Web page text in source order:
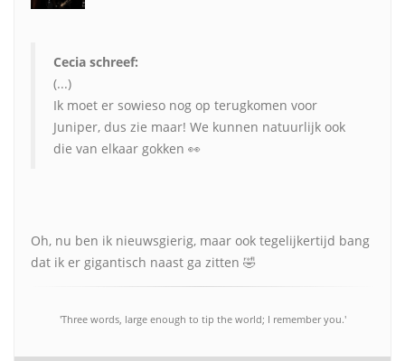
Cecia schreef:
(...)
Ik moet er sowieso nog op terugkomen voor
Juniper, dus zie maar! We kunnen natuurlijk ook
die van elkaar gokken 👀
Oh, nu ben ik nieuwsgierig, maar ook tegelijkertijd bang
dat ik er gigantisch naast ga zitten 🤣
'Three words, large enough to tip the world; I remember you.'